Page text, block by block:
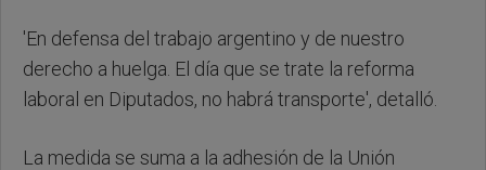
'En defensa del trabajo argentino y de nuestro
derecho a huelga. El día que se trate la reforma
laboral en Diputados, no habrá transporte', detalló.
La medida se suma a la adhesión de la Unión